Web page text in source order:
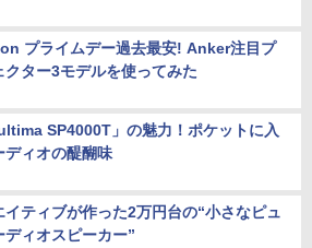
プライムデー過去最安! Anker注目プ
クター3モデルを使ってみた
SP4000T」の魅力！ポケットに入
ディオの醍醐味
イティブが作った2万円台の“小さなピュ
ディオスピーカー”